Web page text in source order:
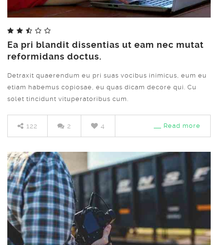
Share
Ea pri blandit dissentias ut eam nec mutat
reformidans doctus.
Detraxit quaerendum eu pri suas vocibus inimicus, eum eu
etiam habemus copiosae, eu quas dicam decore qui. Cu
solet tincidunt vituperatoribus cum.
122 2 4 Read more